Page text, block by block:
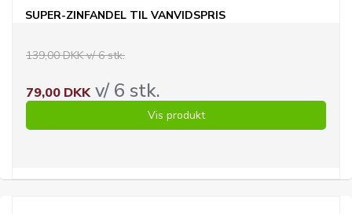
SUPER-ZINFANDEL TIL VANVIDSPRIS
139,00 DKK v/ 6 stk.
79,00 DKKv/ 6 stk.
Vis produkt